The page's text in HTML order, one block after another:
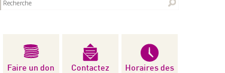
Faire un don Contactez Horaires des